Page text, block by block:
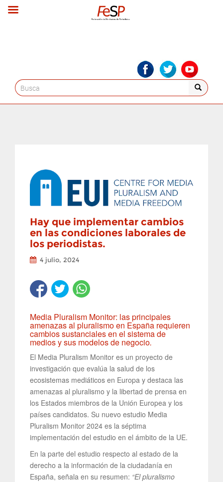
Search
for:
Hay que implementar cambios
en las condiciones laborales de
los periodistas.
4 julio, 2024
Media Pluralism Monitor: las principales
amenazas al pluralismo en España requieren
cambios sustanciales en el sistema de
medios y sus modelos de negocio.
El Media Pluralism Monitor es un proyecto de
investigación que evalúa la salud de los
ecosistemas mediáticos en Europa y destaca las
amenazas al pluralismo y la libertad de prensa en
los Estados miembros de la Unión Europea y los
países candidatos. Su nuevo estudio Media
Pluralism Monitor 2024 es la séptima
implementación del estudio en el ámbito de la UE.
En la parte del estudio respecto al estado de la
derecho a la información de la ciudadanía en
España, señala en su resumen: “El pluralismo